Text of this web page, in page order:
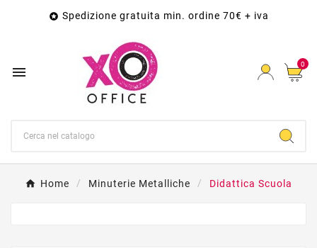
 Spedizione gratuita min. ordine 70€ + iva
 0
Home Minuterie Metalliche Didattica Scuola